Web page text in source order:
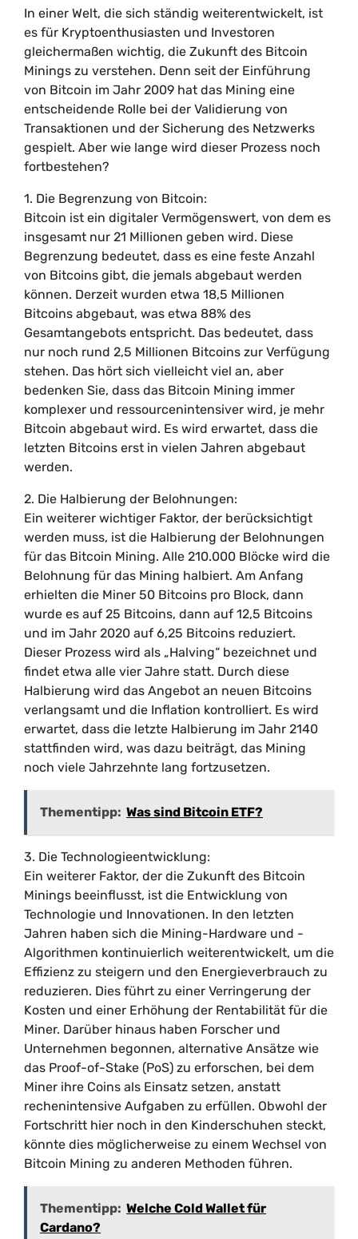
In einer Welt, die sich ständig weiterentwickelt, ist
es für Kryptoenthusiasten und Investoren
gleichermaßen wichtig, die Zukunft des Bitcoin
Minings zu verstehen. Denn seit der Einführung
von Bitcoin im Jahr 2009 hat das Mining eine
entscheidende Rolle bei der Validierung von
Transaktionen und der Sicherung des Netzwerks
gespielt. Aber wie lange wird dieser Prozess noch
fortbestehen?
1. Die Begrenzung von Bitcoin:
Bitcoin ist ein digitaler Vermögenswert, von dem es
insgesamt nur 21 Millionen geben wird. Diese
Begrenzung bedeutet, dass es eine feste Anzahl
von Bitcoins gibt, die jemals abgebaut werden
können. Derzeit wurden etwa 18,5 Millionen
Bitcoins abgebaut, was etwa 88% des
Gesamtangebots entspricht. Das bedeutet, dass
nur noch rund 2,5 Millionen Bitcoins zur Verfügung
stehen. Das hört sich vielleicht viel an, aber
bedenken Sie, dass das Bitcoin Mining immer
komplexer und ressourcenintensiver wird, je mehr
Bitcoin abgebaut wird. Es wird erwartet, dass die
letzten Bitcoins erst in vielen Jahren abgebaut
werden.
2. Die Halbierung der Belohnungen:
Ein weiterer wichtiger Faktor, der berücksichtigt
werden muss, ist die Halbierung der Belohnungen
für das Bitcoin Mining. Alle 210.000 Blöcke wird die
Belohnung für das Mining halbiert. Am Anfang
erhielten die Miner 50 Bitcoins pro Block, dann
wurde es auf 25 Bitcoins, dann auf 12,5 Bitcoins
und im Jahr 2020 auf 6,25 Bitcoins reduziert.
Dieser Prozess wird als „Halving“ bezeichnet und
findet etwa alle vier Jahre statt. Durch diese
Halbierung wird das Angebot an neuen Bitcoins
verlangsamt und die Inflation kontrolliert. Es wird
erwartet, dass die letzte Halbierung im Jahr 2140
stattfinden wird, was dazu beiträgt, das Mining
noch viele Jahrzehnte lang fortzusetzen.
Thementipp: Was sind Bitcoin ETF?
3. Die Technologieentwicklung:
Ein weiterer Faktor, der die Zukunft des Bitcoin
Minings beeinflusst, ist die Entwicklung von
Technologie und Innovationen. In den letzten
Jahren haben sich die Mining-Hardware und -
Algorithmen kontinuierlich weiterentwickelt, um die
Effizienz zu steigern und den Energieverbrauch zu
reduzieren. Dies führt zu einer Verringerung der
Kosten und einer Erhöhung der Rentabilität für die
Miner. Darüber hinaus haben Forscher und
Unternehmen begonnen, alternative Ansätze wie
das Proof-of-Stake (PoS) zu erforschen, bei dem
Miner ihre Coins als Einsatz setzen, anstatt
rechenintensive Aufgaben zu erfüllen. Obwohl der
Fortschritt hier noch in den Kinderschuhen steckt,
könnte dies möglicherweise zu einem Wechsel von
Bitcoin Mining zu anderen Methoden führen.
Thementipp: Welche Cold Wallet für
Cardano?